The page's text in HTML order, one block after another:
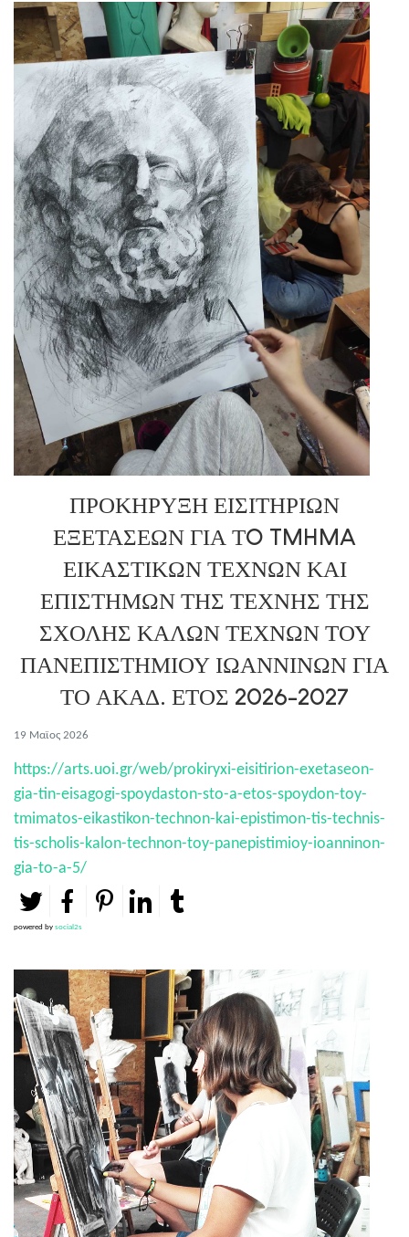
ΠΡΟΚΗΡΥΞΗ ΕΙΣΙΤΗΡΙΩΝ
ΕΞΕΤΑΣΕΩΝ ΓΙΑ ΤO TMHMA
ΕΙΚΑΣΤΙΚΩΝ ΤΕΧΝΩΝ ΚΑΙ
ΕΠΙΣΤΗΜΩΝ ΤΗΣ ΤΕΧΝΗΣ ΤΗΣ
ΣΧΟΛΗΣ ΚΑΛΩΝ ΤΕΧΝΩΝ ΤΟΥ
ΠΑΝΕΠΙΣΤΗΜΙΟΥ ΙΩΑΝΝΙΝΩΝ ΓΙΑ
ΤΟ ΑΚΑΔ. ΕΤΟΣ 2026-2027
19 Μαϊος 2026
https://arts.uoi.gr/web/prokiryxi-eisitirion-exetaseon-
gia-tin-eisagogi-spoydaston-sto-a-etos-spoydon-toy-
tmimatos-eikastikon-technon-kai-epistimon-tis-technis-
tis-scholis-kalon-technon-toy-panepistimioy-ioanninon-
gia-to-a-5/
powered by social2s